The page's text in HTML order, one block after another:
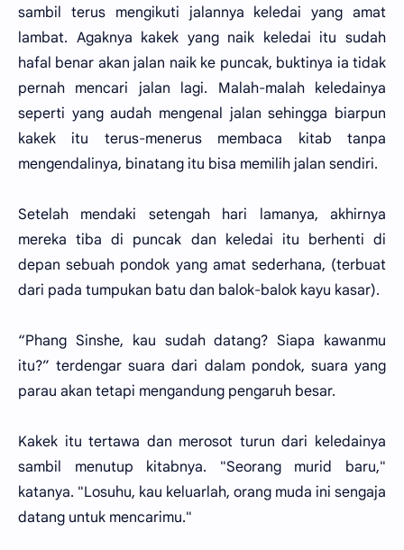
sambil terus mengikuti jalannya keledai yang amat
lambat. Agaknya kakek yang naik keledai itu sudah
hafal benar akan jalan naik ke puncak, buktinya ia tidak
pernah mencari jalan lagi. Malah-malah keledainya
seperti yang audah mengenal jalan sehingga biarpun
kakek itu terus-menerus membaca kitab tanpa
mengendalinya, binatang itu bisa memilih jalan sendiri.
Setelah mendaki setengah hari lamanya, akhirnya
mereka tiba di puncak dan keledai itu berhenti di
depan sebuah pondok yang amat sederhana, (terbuat
dari pada tumpukan batu dan balok-balok kayu kasar).
“Phang Sinshe, kau sudah datang? Siapa kawanmu
itu?” terdengar suara dari dalam pondok, suara yang
parau akan tetapi mengandung pengaruh besar.
Kakek itu tertawa dan merosot turun dari keledainya
sambil menutup kitabnya. "Seorang murid baru,"
katanya. "Losuhu, kau keluarlah, orang muda ini sengaja
datang untuk mencarimu."